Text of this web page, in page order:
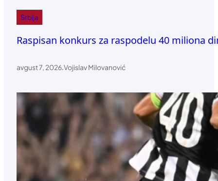
Srbija
Raspisan konkurs za raspodelu 40 miliona
avgust 7, 2026.Vojislav Milovanović